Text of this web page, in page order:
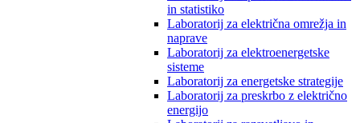
in statistiko
Laboratorij za električna omrežja in
naprave
Laboratorij za elektroenergetske
sisteme
Laboratorij za energetske strategije
Laboratorij za preskrbo z električno
energijo